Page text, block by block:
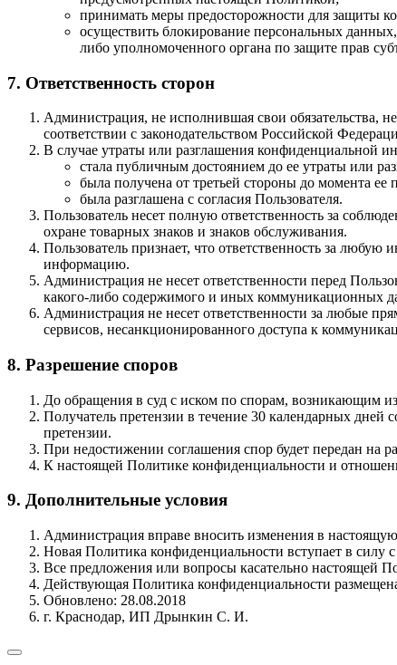
принимать меры предосторожности для защиты
осуществить блокирование персональных
либо уполномоченного органа по защите прав
7. Ответственность сторон
Администрация, не исполнившая свои обязательства,
соответствии с законодательством Российской
В случае утраты или разглашения конфиденциальной
стала публичным достоянием до ее утраты или
была получена от третьей стороны до момента
была разглашена с согласия Пользователя.
Пользователь несет полную ответственность за
охране товарных знаков и знаков обслуживания.
Пользователь признает, что ответственность за
информацию.
Администрация не несет ответственности перед
какого-либо содержимого и иных коммуникационных
Администрация не несет ответственности за любые
сервисов, несанкционированного доступа к
8. Разрешение споров
До обращения в суд с иском по спорам, возникающим
Получатель претензии в течение 30 календарных дней
претензии.
При недостижении соглашения спор будет передан на
К настоящей Политике конфиденциальности и
9. Дополнительные условия
Администрация вправе вносить изменения в
Новая Политика конфиденциальности вступает в силу
Все предложения или вопросы касательно настоящей
Действующая Политика конфиденциальности
Обновлено: 28.08.2018
г. Краснодар, ИП Дрынкин С. И.